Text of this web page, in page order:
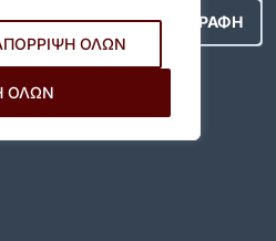
ΟΛΩΝ
ΟΛΩΝ